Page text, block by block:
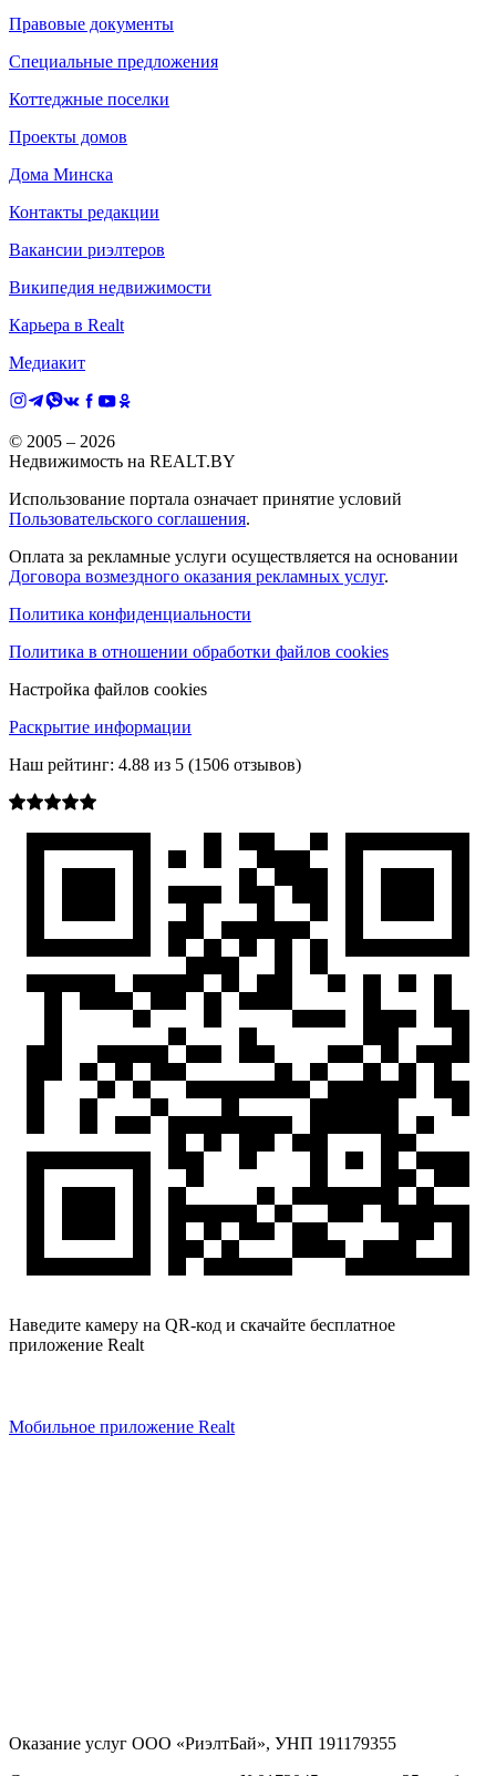
Правовые документы
Специальные предложения
Коттеджные поселки
Проекты домов
Дома Минска
Контакты редакции
Вакансии риэлтеров
Википедия недвижимости
Карьера в Realt
Медиакит
© 2005 – 2026
Недвижимость на REALT.BY
Использование портала означает принятие условий
Пользовательского соглашения.
Оплата за рекламные услуги осуществляется на основании
Договора возмездного оказания рекламных услуг.
Политика конфиденциальности
Политика в отношении обработки файлов cookies
Настройка файлов cookies
Раскрытие информации
Наш рейтинг: 4.88 из 5 (1506 отзывов)
Наведите камеру на QR-код и скачайте бесплатное
приложение Realt
Мобильное приложение Realt
Оказание услуг ООО «РиэлтБай», УНП 191179355